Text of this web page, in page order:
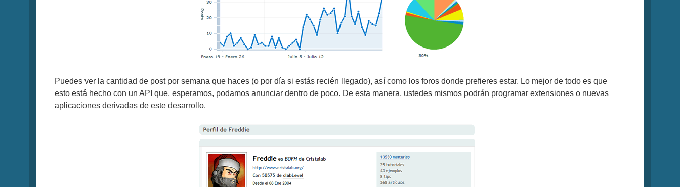
Puedes ver la cantidad de post por semana que haces (o por día si estás recién llegado), así como los foros donde prefieres estar. Lo mejor de todo es que
esto está hecho con un API que, esperamos, podamos anunciar dentro de poco. De esta manera, ustedes mismos podrán programar extensiones o nuevas
aplicaciones derivadas de este desarrollo.